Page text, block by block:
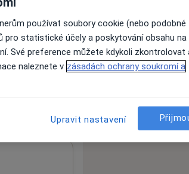
používat soubory cookie (nebo podobné
pro statistické účely a poskytování obsahu na
Své preference můžete kdykoli zkontrolovat
naleznete v zásadách ochrany soukromí a
Upravit nastavení